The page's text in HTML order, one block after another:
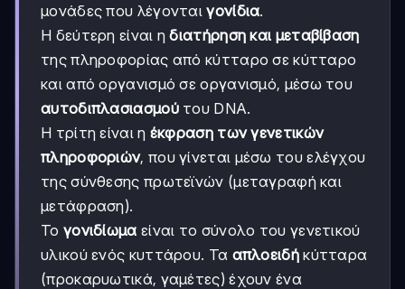
μονάδες που λέγονταιγονίδια.
Η δεύτερη είναι ηδιατήρηση και μεταβίβαση
της πληροφορίας από κύτταρο σε κύτταρο
και από οργανισμό σε οργανισμό, μέσω του
αυτοδιπλασιασμούτου DNA.
Η τρίτη είναι η έκφραση των γενετικών
πληροφοριών, που γίνεται μέσω του ελέγχου
της σύνθεσης πρωτεϊνών (μεταγραφή και
μετάφραση).
Το γονιδίωμα είναι το σύνολο του γενετικού
υλικού ενός κυττάρου. Τα απλοειδήκύτταρα
(προκαρυωτικά, γαμέτες) έχουν ένα